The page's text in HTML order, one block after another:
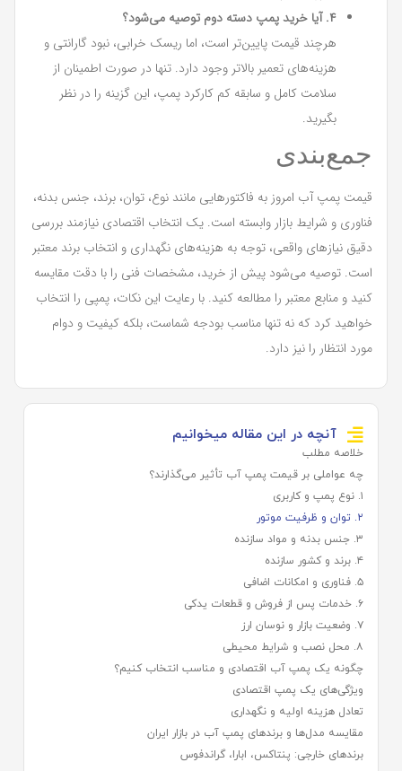
۴. آیا خرید پمپ دسته دوم توصیه می‌شود؟
هرچند قیمت پایین‌تر است، اما ریسک خرابی، نبود گارانتی و
هزینه‌های تعمیر بالاتر وجود دارد. تنها در صورت اطمینان از
سلامت کامل و سابقه کم کارکرد پمپ، این گزینه را در نظر
بگیرید.
جمع‌بندی
قیمت پمپ آب امروز به فاکتورهایی مانند نوع، توان، برند، جنس بدنه،
فناوری و شرایط بازار وابسته است. یک انتخاب اقتصادی نیازمند بررسی
دقیق نیازهای واقعی، توجه به هزینه‌های نگهداری و انتخاب برند معتبر
است. توصیه می‌شود پیش از خرید، مشخصات فنی را با دقت مقایسه
کنید و منابع معتبر را مطالعه کنید. با رعایت این نکات، پمپی را انتخاب
خواهید کرد که نه تنها مناسب بودجه شماست، بلکه کیفیت و دوام
مورد انتظار را نیز دارد.
آنچه در این مقاله میخوانیم
خلاصه مطلب
چه عواملی بر قیمت پمپ آب تأثیر می‌گذارند؟
۱. نوع پمپ و کاربری
۲. توان و ظرفیت موتور
۳. جنس بدنه و مواد سازنده
۴. برند و کشور سازنده
۵. فناوری و امکانات اضافی
۶. خدمات پس از فروش و قطعات یدکی
۷. وضعیت بازار و نوسان ارز
۸. محل نصب و شرایط محیطی
چگونه یک پمپ آب اقتصادی و مناسب انتخاب کنیم؟
ویژگی‌های یک پمپ اقتصادی
تعادل هزینه اولیه و نگهداری
مقایسه مدل‌ها و برندهای پمپ آب در بازار ایران
برندهای خارجی: پنتاکس، ابارا، گراندفوس